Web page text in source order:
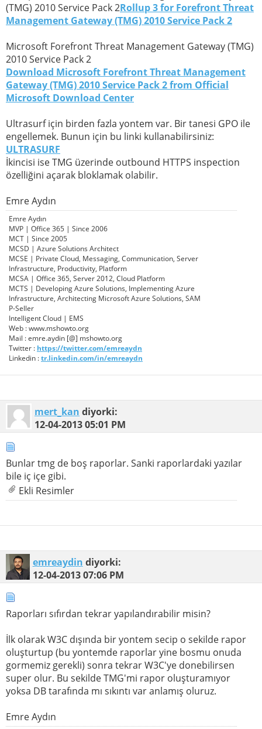
(TMG) 2010 Service Pack 2Rollup 3 for Forefront Threat
Management Gateway (TMG) 2010 Service Pack 2
Microsoft Forefront Threat Management Gateway (TMG)
2010 Service Pack 2
Download Microsoft Forefront Threat Management
Gateway (TMG) 2010 Service Pack 2 from Official
Microsoft Download Center
Ultrasurf için birden fazla yontem var. Bir tanesi GPO ile
engellemek. Bunun için bu linki kullanabilirsiniz:
ULTRASURF
İkincisi ise TMG üzerinde outbound HTTPS inspection
özelliğini açarak bloklamak olabilir.
Emre Aydın
Emre Aydın
MVP | Office 365 | Since 2006
MCT | Since 2005
MCSD | Azure Solutions Architect
MCSE | Private Cloud, Messaging, Communication, Server
Infrastructure, Productivity, Platform
MCSA | Office 365, Server 2012, Cloud Platform
MCTS | Developing Azure Solutions, Implementing Azure
Infrastructure, Architecting Microsoft Azure Solutions, SAM
P-Seller
Intelligent Cloud | EMS
Web : www.mshowto.org
Mail : emre.aydin [@] mshowto.org
Twitter : https://twitter.com/emreaydn
Linkedin :tr.linkedin.com/in/emreaydn
mert_kan diyorki:
12-04-201305:01 PM
Bunlar tmg de boş raporlar. Sanki raporlardaki yazılar
bile iç içe gibi.
Ekli Resimler
emreaydin diyorki:
12-04-201307:06 PM
Raporları sıfırdan tekrar yapılandırabilir misin?
İlk olarak W3C dışında bir yontem secip o sekilde rapor
oluşturtup (bu yontemde raporlar yine bosmu onuda
gormemiz gerekli) sonra tekrar W3C'ye donebilirsen
super olur. Bu sekilde TMG'mi rapor oluşturamıyor
yoksa DB tarafında mı sıkıntı var anlamış oluruz.
Emre Aydın